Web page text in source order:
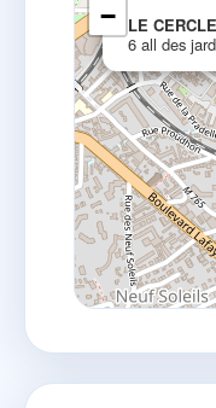
LE CERCLE
6 all des
−